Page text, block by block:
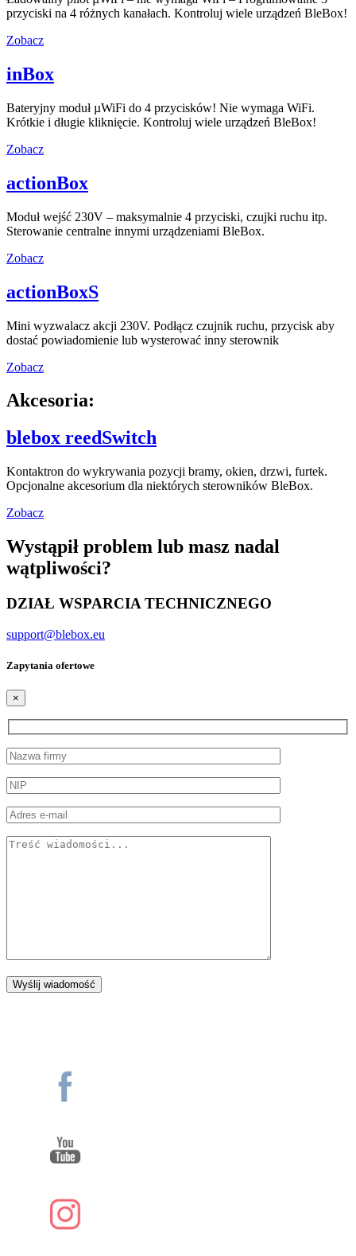
przyciski na 4 różnych kanałach. Kontroluj wiele urządzeń BleBox!
Zobacz
inBox
Bateryjny moduł µWiFi do 4 przycisków! Nie wymaga WiFi.
Krótkie i długie kliknięcie. Kontroluj wiele urządzeń BleBox!
Zobacz
actionBox
Moduł wejść 230V – maksymalnie 4 przyciski, czujki ruchu itp.
Sterowanie centralne innymi urządzeniami BleBox.
Zobacz
actionBoxS
Mini wyzwalacz akcji 230V. Podłącz czujnik ruchu, przycisk aby
dostać powiadomienie lub wysterować inny sterownik
Zobacz
Akcesoria:
blebox reedSwitch
Kontaktron do wykrywania pozycji bramy, okien, drzwi, furtek.
Opcjonalne akcesorium dla niektórych sterowników BleBox.
Zobacz
Wystąpił problem lub masz nadal
wątpliwości?
DZIAŁ WSPARCIA TECHNICZNEGO
support@blebox.eu
Zapytania ofertowe
×